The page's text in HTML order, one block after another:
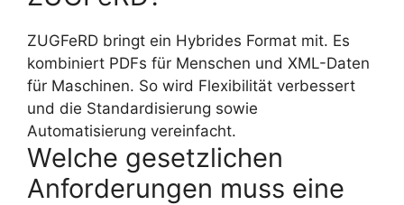
ZUGFeRD bringt ein Hybrides Format mit. Es
kombiniert PDFs für Menschen und XML-Daten
für Maschinen. So wird Flexibilität verbessert
und die Standardisierung sowie
Automatisierung vereinfacht.
Welche gesetzlichen
Anforderungen muss eine